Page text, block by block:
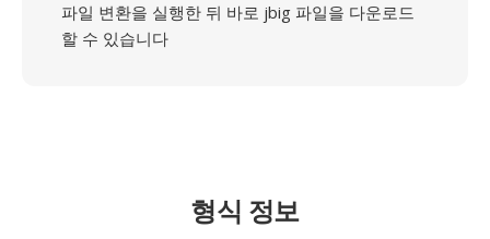
파일 변환을 실행한 뒤 바로 jbig 파일을 다운로드
할 수 있습니다
형식 정보